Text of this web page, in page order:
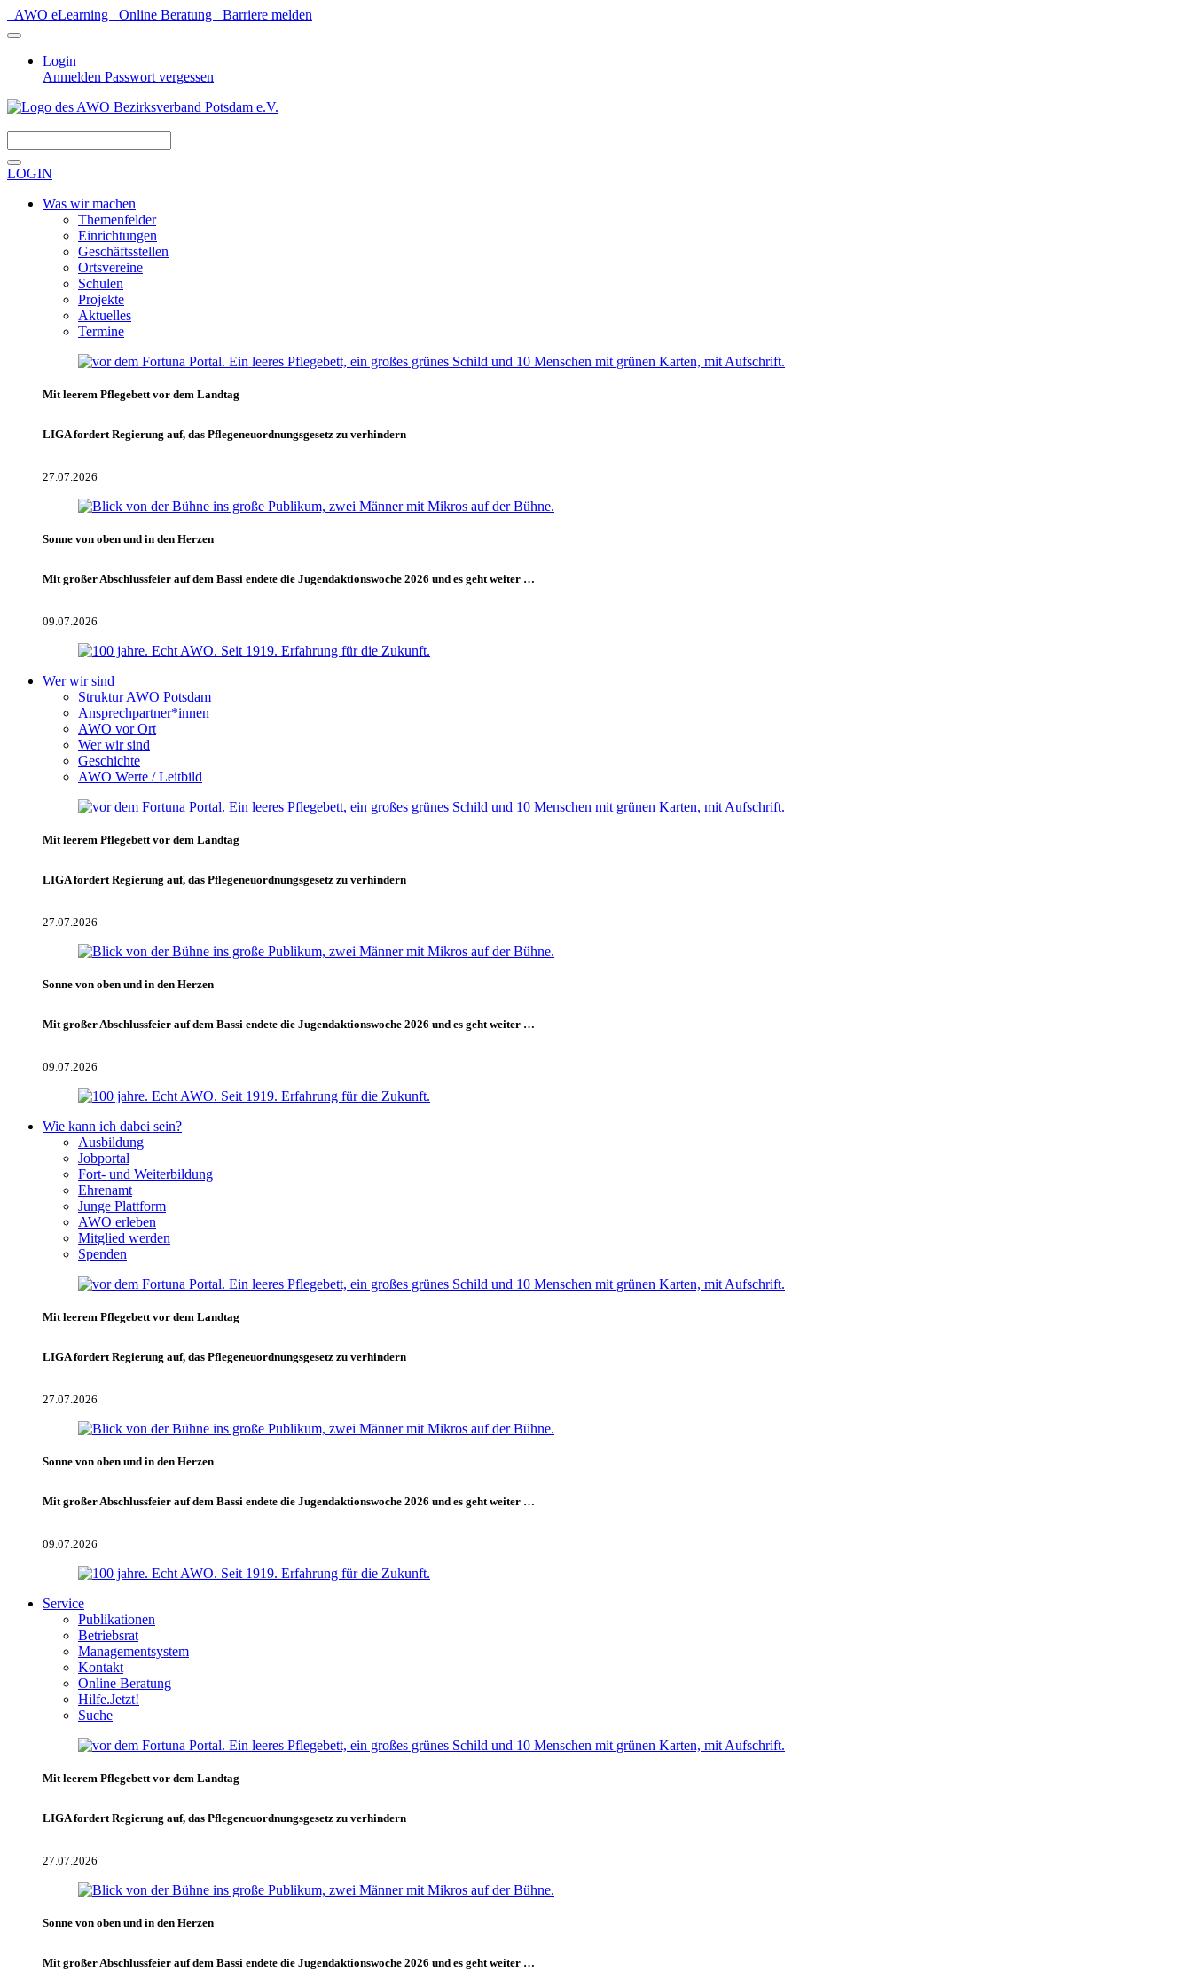
AWO eLearning Online Beratung Barriere melden
Login
Anmelden Passwort vergessen
LOGIN
Was wir machen
Themenfelder
Einrichtungen
Geschäftsstellen
Ortsvereine
Schulen
Projekte
Aktuelles
Termine
Mit leerem Pflegebett vor dem Landtag
LIGA fordert Regierung auf, das Pflegeneuordnungsgesetz zu verhindern
27.07.2026
Sonne von oben und in den Herzen
Mit großer Abschlussfeier auf dem Bassi endete die Jugendaktionswoche 2026 und es geht weiter …
09.07.2026
Wer wir sind
Struktur AWO Potsdam
Ansprechpartner*innen
AWO vor Ort
Wer wir sind
Geschichte
AWO Werte / Leitbild
Mit leerem Pflegebett vor dem Landtag
LIGA fordert Regierung auf, das Pflegeneuordnungsgesetz zu verhindern
27.07.2026
Sonne von oben und in den Herzen
Mit großer Abschlussfeier auf dem Bassi endete die Jugendaktionswoche 2026 und es geht weiter …
09.07.2026
Wie kann ich dabei sein?
Ausbildung
Jobportal
Fort- und Weiterbildung
Ehrenamt
Junge Plattform
AWO erleben
Mitglied werden
Spenden
Mit leerem Pflegebett vor dem Landtag
LIGA fordert Regierung auf, das Pflegeneuordnungsgesetz zu verhindern
27.07.2026
Sonne von oben und in den Herzen
Mit großer Abschlussfeier auf dem Bassi endete die Jugendaktionswoche 2026 und es geht weiter …
09.07.2026
Service
Publikationen
Betriebsrat
Managementsystem
Kontakt
Online Beratung
Hilfe.Jetzt!
Suche
Mit leerem Pflegebett vor dem Landtag
LIGA fordert Regierung auf, das Pflegeneuordnungsgesetz zu verhindern
27.07.2026
Sonne von oben und in den Herzen
Mit großer Abschlussfeier auf dem Bassi endete die Jugendaktionswoche 2026 und es geht weiter …